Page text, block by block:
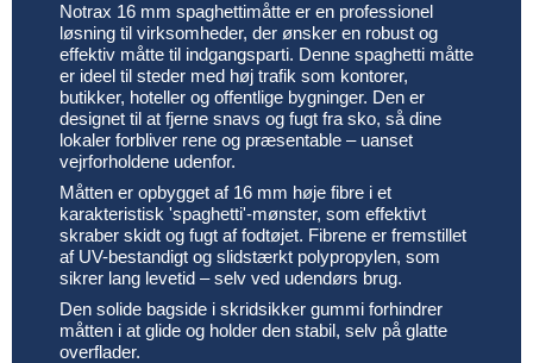
Notrax 16 mm spaghettimåtte er en professionel
løsning til virksomheder, der ønsker en robust og
effektiv måtte til indgangsparti. Denne spaghetti måtte
er ideel til steder med høj trafik som kontorer,
butikker, hoteller og offentlige bygninger. Den er
designet til at fjerne snavs og fugt fra sko, så dine
lokaler forbliver rene og præsentable – uanset
vejrforholdene udenfor.
Måtten er opbygget af 16 mm høje fibre i et
karakteristisk 'spaghetti'-mønster, som effektivt
skraber skidt og fugt af fodtøjet. Fibrene er fremstillet
af UV-bestandigt og slidstærkt polypropylen, som
sikrer lang levetid – selv ved udendørs brug.
Den solide bagside i skridsikker gummi forhindrer
måtten i at glide og holder den stabil, selv på glatte
overflader.